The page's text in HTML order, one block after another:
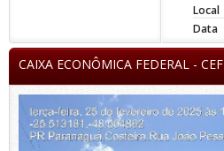
Local
Data
CAIXA ECONÔMICA FEDERAL - CEF